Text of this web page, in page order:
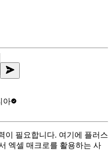
아
이 필요합니다. 여기에 플러스
엑셀 매크로를 활용하는 사